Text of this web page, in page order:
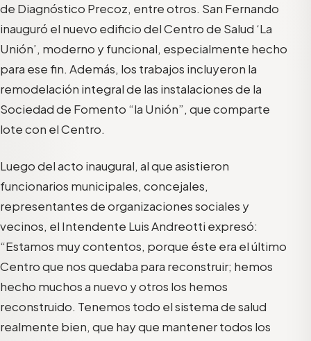
de Diagnóstico Precoz, entre otros. San Fernando
inauguró el nuevo edificio del Centro de Salud ‘La
Unión’, moderno y funcional, especialmente hecho
para ese fin. Además, los trabajos incluyeron la
remodelación integral de las instalaciones de la
Sociedad de Fomento “la Unión”, que comparte
lote con el Centro.
Luego del acto inaugural, al que asistieron
funcionarios municipales, concejales,
representantes de organizaciones sociales y
vecinos, el Intendente Luis Andreotti expresó:
“Estamos muy contentos, porque éste era el último
Centro que nos quedaba para reconstruir; hemos
hecho muchos a nuevo y otros los hemos
reconstruido. Tenemos todo el sistema de salud
realmente bien, que hay que mantener todos los